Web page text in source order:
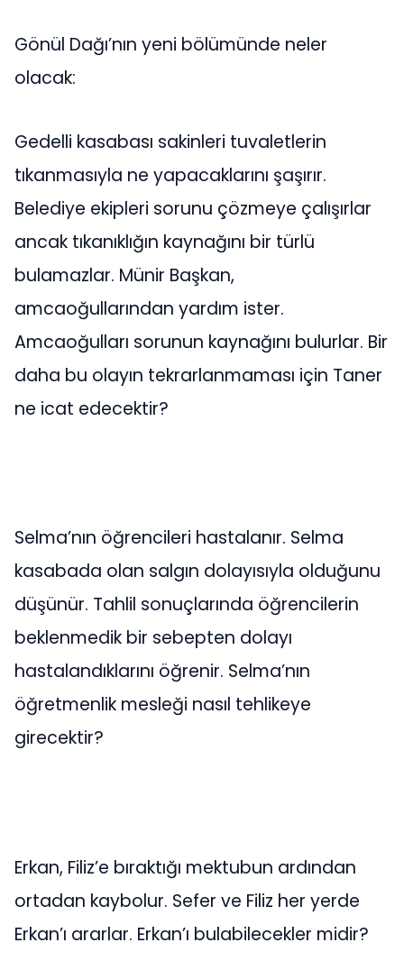
Gönül Dağı’nın yeni bölümünde neler
olacak:
Gedelli kasabası sakinleri tuvaletlerin
tıkanmasıyla ne yapacaklarını şaşırır.
Belediye ekipleri sorunu çözmeye çalışırlar
ancak tıkanıklığın kaynağını bir türlü
bulamazlar. Münir Başkan,
amcaoğullarından yardım ister.
Amcaoğulları sorunun kaynağını bulurlar. Bir
daha bu olayın tekrarlanmaması için Taner
ne icat edecektir?
Selma’nın öğrencileri hastalanır. Selma
kasabada olan salgın dolayısıyla olduğunu
düşünür. Tahlil sonuçlarında öğrencilerin
beklenmedik bir sebepten dolayı
hastalandıklarını öğrenir. Selma’nın
öğretmenlik mesleği nasıl tehlikeye
girecektir?
Erkan, Filiz’e bıraktığı mektubun ardından
ortadan kaybolur. Sefer ve Filiz her yerde
Erkan’ı ararlar. Erkan’ı bulabilecekler midir?